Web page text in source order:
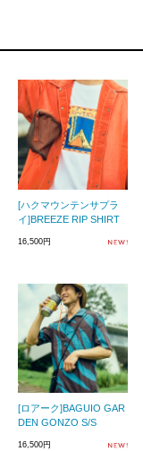
[ハクマウンテンサプラ
イ]BREEZE RIP SHIRT
16,500円
[ロアーク]BAGUIO GAR
DEN GONZO S/S
16,500円